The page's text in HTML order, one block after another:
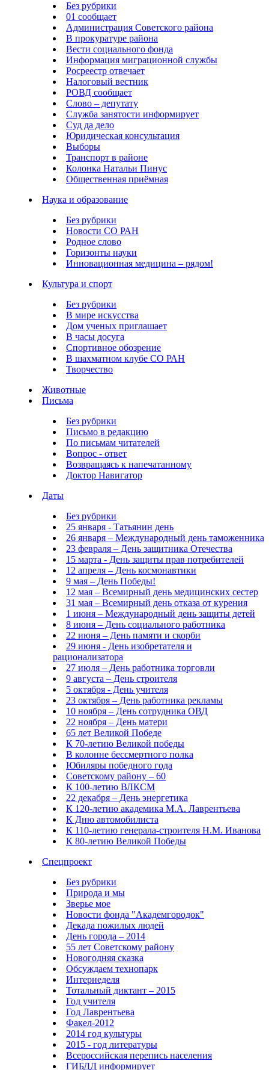
Без рубрики
01 сообщает
Администрация Советского района
В прокуратуре района
Вести социального фонда
Информация миграционной службы
Росреестр отвечает
Налоговый вестник
РОВД сообщает
Слово – депутату
Служба занятости информирует
Суд да дело
Юридическая консультация
Выборы
Транспорт в районе
Колонка Натальи Пинус
Общественная приёмная
Наука и образование
Без рубрики
Новости СО РАН
Родное слово
Горизонты науки
Инновационная медицина – рядом!
Культура и спорт
Без рубрики
В мире искусства
Дом ученых приглашает
В часы досуга
Спортивное обозрение
В шахматном клубе СО РАН
Творчество
Животные
Письма
Без рубрики
Письмо в редакцию
По письмам читателей
Вопрос - ответ
Возвращаясь к напечатанному
Доктор Навигатор
Даты
Без рубрики
25 января - Татьянин день
26 января – Международный день таможенника
23 февраля – День защитника Отечества
15 марта - День защиты прав потребителей
12 апреля – День космонавтики
9 мая – День Победы!
12 мая – Всемирный день медицинских сестер
31 мая – Всемирный день отказа от курения
1 июня – Международный день защиты детей
8 июня – День социального работника
22 июня – День памяти и скорби
29 июня - День изобретателя и
рационализатора
27 июля – День работника торговли
9 августа – День строителя
5 октября - День учителя
23 октября – День работника рекламы
10 ноября – День сотрудника ОВД
22 ноября – День матери
65 лет Великой Победе
К 70-летию Великой победы
В колонне бессмертного полка
Юбиляры победного года
Советскому району – 60
К 100-летию ВЛКСМ
22 декабря – День энергетика
К 120-летию академика М.А. Лаврентьева
К Дню автомобилиста
К 110-летию генерала-строителя Н.М. Иванова
К 80-летию Великой Победы
Спецпроект
Без рубрики
Природа и мы
Зверье мое
Новости фонда "Академгородок"
Декада пожилых людей
День города – 2014
55 лет Советскому району
Новогодняя сказка
Обсуждаем технопарк
Интернеделя
Тотальный диктант – 2015
Год учителя
Год Лаврентьева
Факел-2012
2014 год культуры
2015 - год литературы
Всероссийская перепись населения
ГИБДД информирует